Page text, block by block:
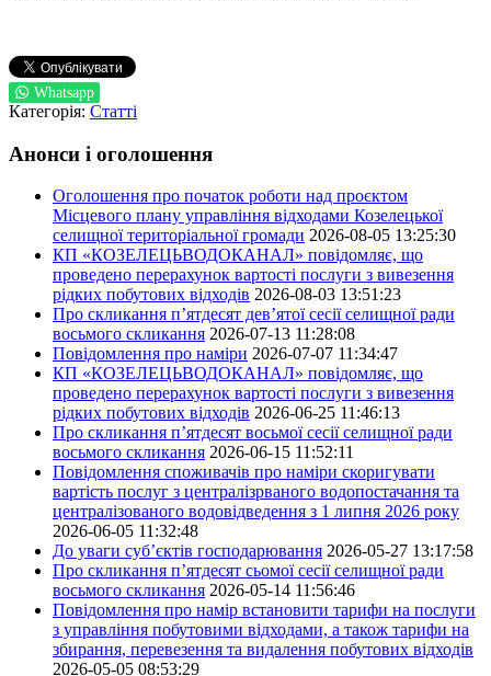
Whatsapp
Категорія: Статті
Анонси і оголошення
Оголошення про початок роботи над проєктом
Місцевого плану управління відходами Козелецької
селищної територіальної громади 2026-08-05 13:25:30
КП «КОЗЕЛЕЦЬВОДОКАНАЛ» повідомляє, що
проведено перерахунок вартості послуги з вивезення
рідких побутових відходів 2026-08-03 13:51:23
Про скликання п’ятдесят дев’ятої сесії селищної ради
восьмого скликання 2026-07-13 11:28:08
Повідомлення про наміри 2026-07-07 11:34:47
КП «КОЗЕЛЕЦЬВОДОКАНАЛ» повідомляє, що
проведено перерахунок вартості послуги з вивезення
рідких побутових відходів 2026-06-25 11:46:13
Про скликання п’ятдесят восьмої сесії селищної ради
восьмого скликання 2026-06-15 11:52:11
Повідомлення споживачів про наміри скоригувати
вартість послуг з централізрваного водопостачання та
централізованого водовідведення з 1 липня 2026 року
2026-06-05 11:32:48
До уваги суб’єктів господарювання 2026-05-27 13:17:58
Про скликання п’ятдесят сьомої сесії селищної ради
восьмого скликання 2026-05-14 11:56:46
Повідомлення про намір встановити тарифи на послуги
з управління побутовими відходами, а також тарифи на
збирання, перевезення та видалення побутових відходів
2026-05-05 08:53:29